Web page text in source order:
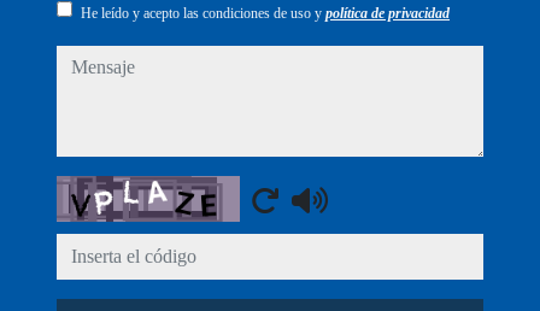
He leído y acepto las condiciones de uso y política de privacidad
mensaje
Captcha